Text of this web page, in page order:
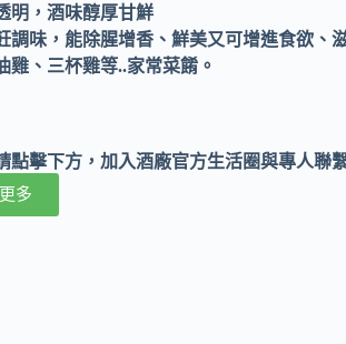
明，酒味醇厚甘鮮
調味，能除腥增香、鮮美又可增進食欲、
雞、三杯雞等..家常菜餚。
點擊下方，加入酒廠官方生活圈與專人聯
多